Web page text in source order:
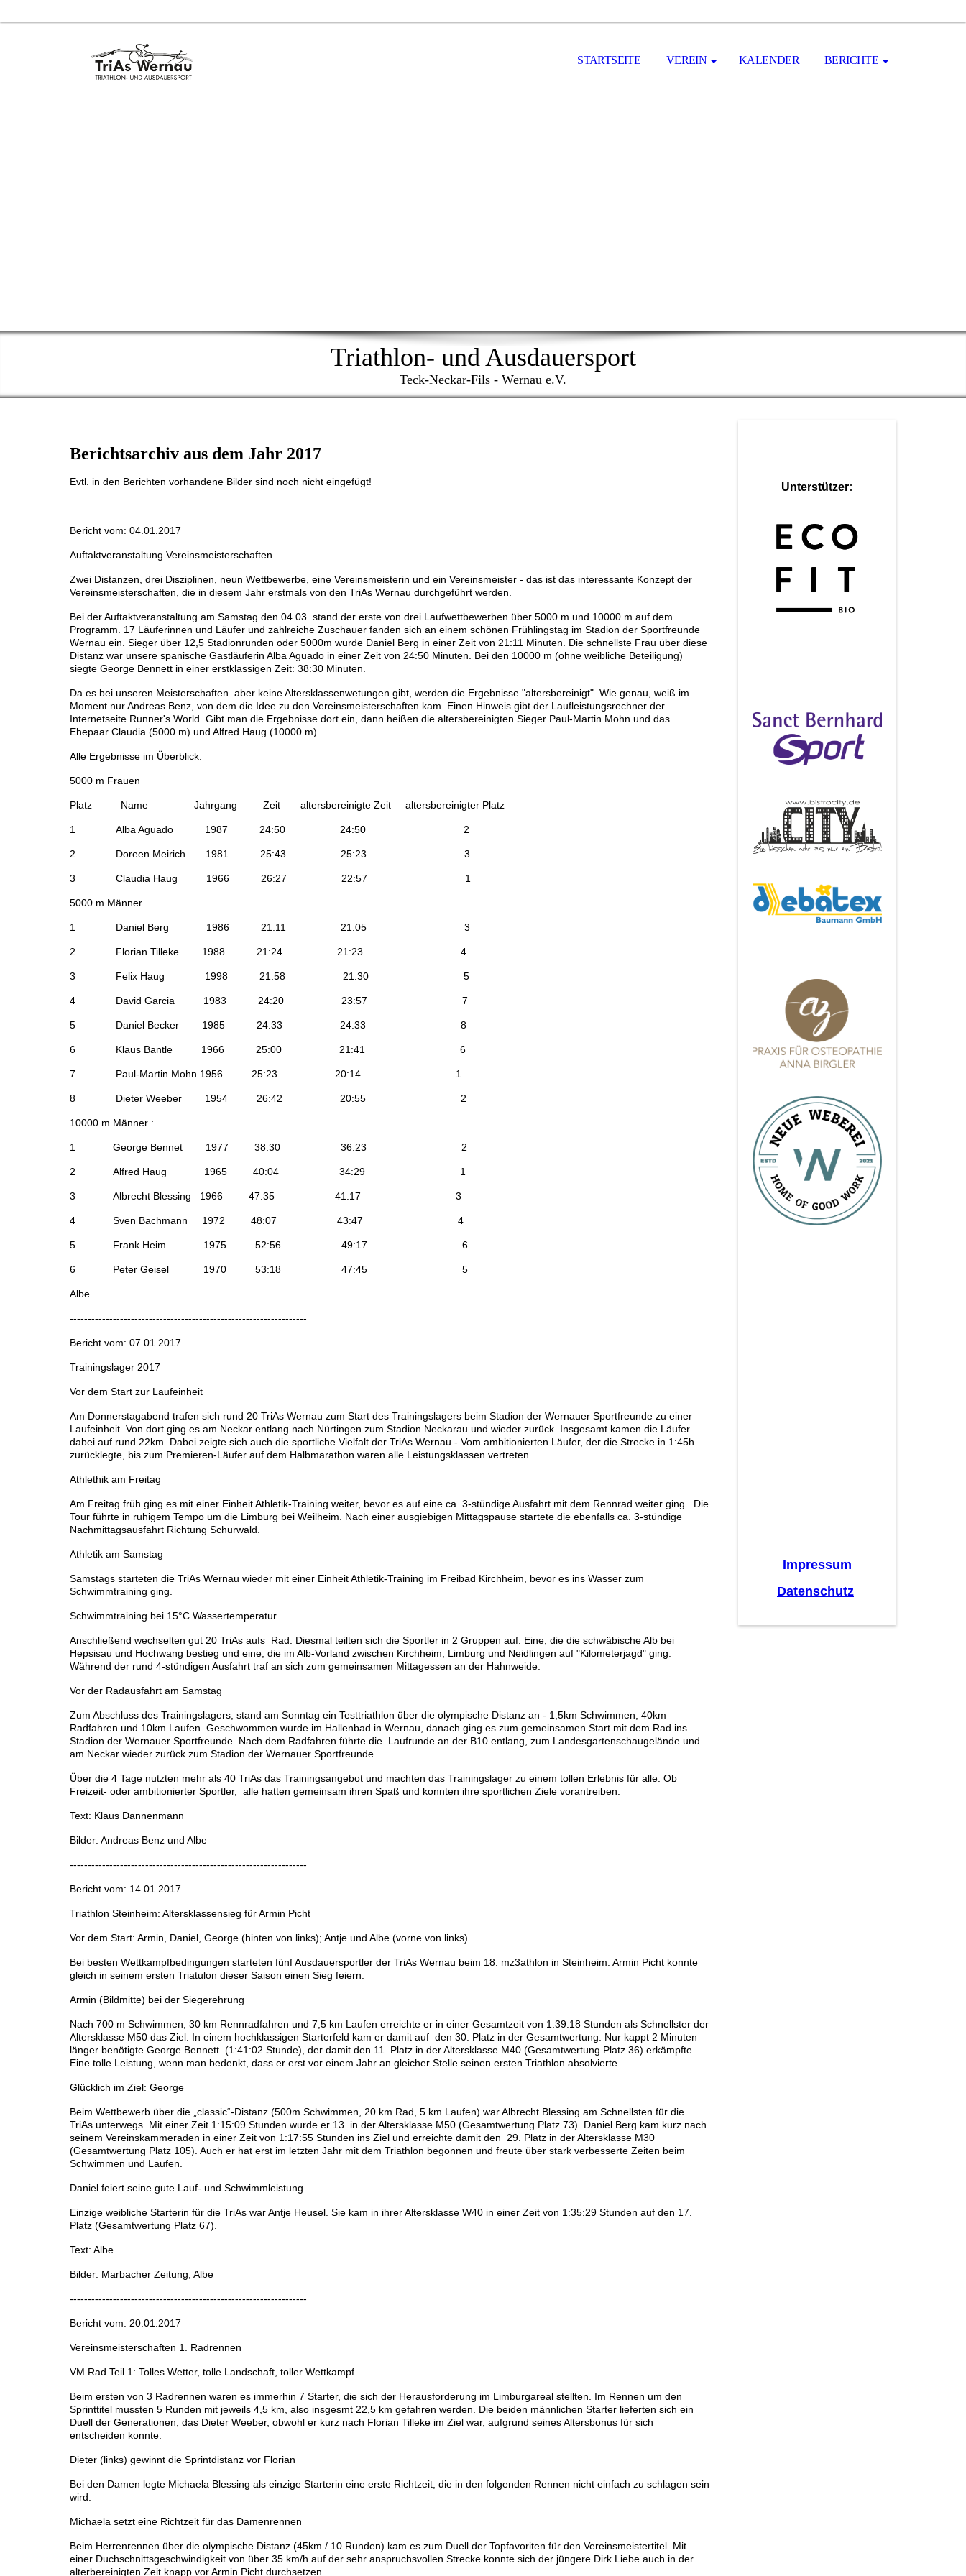
STARTSEITE VEREIN KALENDER BERICHTE
Triathlon- und Ausdauersport
Teck-Neckar-Fils - Wernau e.V.
Berichtsarchiv aus dem Jahr 2017
Evtl. in den Berichten vorhandene Bilder sind noch nicht eingefügt!
Bericht vom: 04.01.2017
Auftaktveranstaltung Vereinsmeisterschaften
Zwei Distanzen, drei Disziplinen, neun Wettbewerbe, eine Vereinsmeisterin und ein Vereinsmeister - das ist das interessante Konzept der
Vereinsmeisterschaften, die in diesem Jahr erstmals von den TriAs Wernau durchgeführt werden.
Bei der Auftaktveranstaltung am Samstag den 04.03. stand der erste von drei Laufwettbewerben über 5000 m und 10000 m auf dem
Programm. 17 Läuferinnen und Läufer und zahlreiche Zuschauer fanden sich an einem schönen Frühlingstag im Stadion der Sportfreunde
Wernau ein. Sieger über 12,5 Stadionrunden oder 5000m wurde Daniel Berg in einer Zeit von 21:11 Minuten. Die schnellste Frau über diese
Distanz war unsere spanische Gastläuferin Alba Aguado in einer Zeit von 24:50 Minuten. Bei den 10000 m (ohne weibliche Beteiligung)
siegte George Bennett in einer erstklassigen Zeit: 38:30 Minuten.
Da es bei unseren Meisterschaften aber keine Altersklassenwetungen gibt, werden die Ergebnisse "altersbereinigt". Wie genau, weiß im
Moment nur Andreas Benz, von dem die Idee zu den Vereinsmeisterschaften kam. Einen Hinweis gibt der Laufleistungsrechner der
Internetseite Runner's World. Gibt man die Ergebnisse dort ein, dann heißen die altersbereinigten Sieger Paul-Martin Mohn und das
Ehepaar Claudia (5000 m) und Alfred Haug (10000 m).
Alle Ergebnisse im Überblick:
5000 m Frauen
Platz Name Jahrgang Zeit altersbereinigte Zeit altersbereinigter Platz
1 Alba Aguado 1987 24:50 24:50 2
2 Doreen Meirich 1981 25:43 25:23 3
3 Claudia Haug 1966 26:27 22:57 1
5000 m Männer
1 Daniel Berg 1986 21:11 21:05 3
2 Florian Tilleke 1988 21:24 21:23 4
3 Felix Haug 1998 21:58 21:30 5
4 David Garcia 1983 24:20 23:57 7
5 Daniel Becker 1985 24:33 24:33 8
6 Klaus Bantle 1966 25:00 21:41 6
7 Paul-Martin Mohn 1956 25:23 20:14 1
8 Dieter Weeber 1954 26:42 20:55 2
10000 m Männer :
1 George Bennet 1977 38:30 36:23 2
2 Alfred Haug 1965 40:04 34:29 1
3 Albrecht Blessing 1966 47:35 41:17 3
4 Sven Bachmann 1972 48:07 43:47 4
5 Frank Heim 1975 52:56 49:17 6
6 Peter Geisel 1970 53:18 47:45 5
Albe
------------------------------------------------------------------
Bericht vom: 07.01.2017
Trainingslager 2017
Vor dem Start zur Laufeinheit
Am Donnerstagabend trafen sich rund 20 TriAs Wernau zum Start des Trainingslagers beim Stadion der Wernauer Sportfreunde zu einer
Laufeinheit. Von dort ging es am Neckar entlang nach Nürtingen zum Stadion Neckarau und wieder zurück. Insgesamt kamen die Läufer
dabei auf rund 22km. Dabei zeigte sich auch die sportliche Vielfalt der TriAs Wernau - Vom ambitionierten Läufer, der die Strecke in 1:45h
zurücklegte, bis zum Premieren-Läufer auf dem Halbmarathon waren alle Leistungsklassen vertreten.
Athlethik am Freitag
Am Freitag früh ging es mit einer Einheit Athletik-Training weiter, bevor es auf eine ca. 3-stündige Ausfahrt mit dem Rennrad weiter ging. Die
Tour führte in ruhigem Tempo um die Limburg bei Weilheim. Nach einer ausgiebigen Mittagspause startete die ebenfalls ca. 3-stündige
Nachmittagsausfahrt Richtung Schurwald.
Athletik am Samstag
Samstags starteten die TriAs Wernau wieder mit einer Einheit Athletik-Training im Freibad Kirchheim, bevor es ins Wasser zum
Schwimmtraining ging.
Schwimmtraining bei 15°C Wassertemperatur
Anschließend wechselten gut 20 TriAs aufs Rad. Diesmal teilten sich die Sportler in 2 Gruppen auf. Eine, die die schwäbische Alb bei
Hepsisau und Hochwang bestieg und eine, die im Alb-Vorland zwischen Kirchheim, Limburg und Neidlingen auf "Kilometerjagd" ging.
Während der rund 4-stündigen Ausfahrt traf an sich zum gemeinsamen Mittagessen an der Hahnweide.
Vor der Radausfahrt am Samstag
Zum Abschluss des Trainingslagers, stand am Sonntag ein Testtriathlon über die olympische Distanz an - 1,5km Schwimmen, 40km
Radfahren und 10km Laufen. Geschwommen wurde im Hallenbad in Wernau, danach ging es zum gemeinsamen Start mit dem Rad ins
Stadion der Wernauer Sportfreunde. Nach dem Radfahren führte die Laufrunde an der B10 entlang, zum Landesgartenschaugelände und
am Neckar wieder zurück zum Stadion der Wernauer Sportfreunde.
Über die 4 Tage nutzten mehr als 40 TriAs das Trainingsangebot und machten das Trainingslager zu einem tollen Erlebnis für alle. Ob
Freizeit- oder ambitionierter Sportler, alle hatten gemeinsam ihren Spaß und konnten ihre sportlichen Ziele vorantreiben.
Text: Klaus Dannenmann
Bilder: Andreas Benz und Albe
------------------------------------------------------------------
Bericht vom: 14.01.2017
Triathlon Steinheim: Altersklassensieg für Armin Picht
Vor dem Start: Armin, Daniel, George (hinten von links); Antje und Albe (vorne von links)
Bei besten Wettkampfbedingungen starteten fünf Ausdauersportler der TriAs Wernau beim 18. mz3athlon in Steinheim. Armin Picht konnte
gleich in seinem ersten Triatulon dieser Saison einen Sieg feiern.
Armin (Bildmitte) bei der Siegerehrung
Nach 700 m Schwimmen, 30 km Rennradfahren und 7,5 km Laufen erreichte er in einer Gesamtzeit von 1:39:18 Stunden als Schnellster der
Altersklasse M50 das Ziel. In einem hochklassigen Starterfeld kam er damit auf den 30. Platz in der Gesamtwertung. Nur kappt 2 Minuten
länger benötigte George Bennett (1:41:02 Stunde), der damit den 11. Platz in der Altersklasse M40 (Gesamtwertung Platz 36) erkämpfte.
Eine tolle Leistung, wenn man bedenkt, dass er erst vor einem Jahr an gleicher Stelle seinen ersten Triathlon absolvierte.
Glücklich im Ziel: George
Beim Wettbewerb über die „classic“-Distanz (500m Schwimmen, 20 km Rad, 5 km Laufen) war Albrecht Blessing am Schnellsten für die
TriAs unterwegs. Mit einer Zeit 1:15:09 Stunden wurde er 13. in der Altersklasse M50 (Gesamtwertung Platz 73). Daniel Berg kam kurz nach
seinem Vereinskammeraden in einer Zeit von 1:17:55 Stunden ins Ziel und erreichte damit den 29. Platz in der Altersklasse M30
(Gesamtwertung Platz 105). Auch er hat erst im letzten Jahr mit dem Triathlon begonnen und freute über stark verbesserte Zeiten beim
Schwimmen und Laufen.
Daniel feiert seine gute Lauf- und Schwimmleistung
Einzige weibliche Starterin für die TriAs war Antje Heusel. Sie kam in ihrer Altersklasse W40 in einer Zeit von 1:35:29 Stunden auf den 17.
Platz (Gesamtwertung Platz 67).
Text: Albe
Bilder: Marbacher Zeitung, Albe
------------------------------------------------------------------
Bericht vom: 20.01.2017
Vereinsmeisterschaften 1. Radrennen
VM Rad Teil 1: Tolles Wetter, tolle Landschaft, toller Wettkampf
Beim ersten von 3 Radrennen waren es immerhin 7 Starter, die sich der Herausforderung im Limburgareal stellten. Im Rennen um den
Sprinttitel mussten 5 Runden mit jeweils 4,5 km, also insgesmt 22,5 km gefahren werden. Die beiden männlichen Starter lieferten sich ein
Duell der Generationen, das Dieter Weeber, obwohl er kurz nach Florian Tilleke im Ziel war, aufgrund seines Altersbonus für sich
entscheiden konnte.
Dieter (links) gewinnt die Sprintdistanz vor Florian
Bei den Damen legte Michaela Blessing als einzige Starterin eine erste Richtzeit, die in den folgenden Rennen nicht einfach zu schlagen sein
wird.
Michaela setzt eine Richtzeit für das Damenrennen
Beim Herrenrennen über die olympische Distanz (45km / 10 Runden) kam es zum Duell der Topfavoriten für den Vereinsmeistertitel. Mit
einer Duchschnittsgeschwindigkeit von über 35 km/h auf der sehr anspruchsvollen Strecke konnte sich der jüngere Dirk Liebe auch in der
alterbereinigten Zeit knapp vor Armin Picht durchsetzen.
Unterstützer:
Impressum
Datenschutz